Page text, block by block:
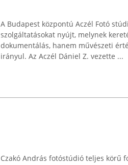
A Budapest központú Aczél Fotó
szolgáltatásokat nyújt, melynek
dokumentálás, hanem művészeti
irányul. Az Aczél Dániel Z. vezette ...
Czakó András fotóstúdió teljes körű